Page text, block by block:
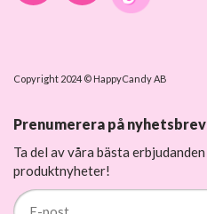
Copyright 2024 © HappyCandy AB
Prenumerera på
Ta del av våra bästa
produktnyheter!